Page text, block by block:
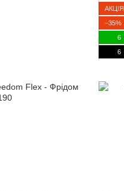
АКЦІЯ
−35%
6
6